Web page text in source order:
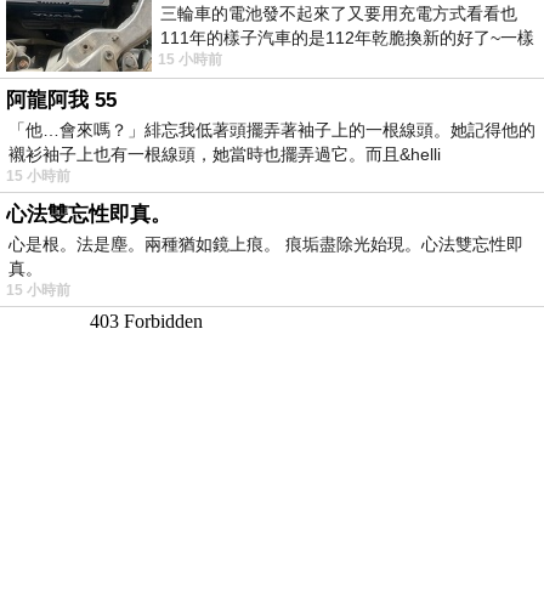
三輪車的電池發不起來了又要用充電方式看看也
111年的樣子汽車的是112年乾脆換新的好了~一樣
在阿炮電池買的漲了一百多塊吧
15 小時前
阿龍阿我 55
「他…會來嗎？」緋忘我低著頭擺弄著袖子上的一根線頭。她記得他的
襯衫袖子上也有一根線頭，她當時也擺弄過它。而且&helli
15 小時前
心法雙忘性即真。
心是根。法是塵。兩種猶如鏡上痕。 痕垢盡除光始現。心法雙忘性即
真。
15 小時前